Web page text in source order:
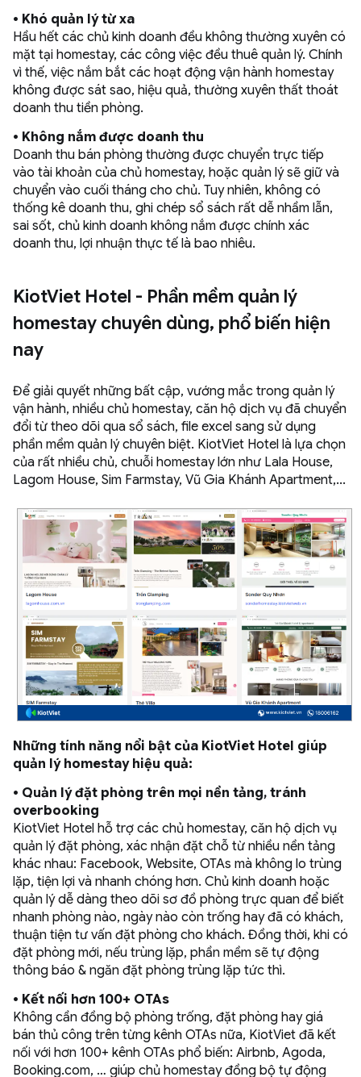
• Khó quản lý từ xa
Hầu hết các chủ kinh doanh đều không thường xuyên có
mặt tại homestay, các công việc đều thuê quản lý. Chính
vì thế, việc nắm bắt các hoạt động vận hành homestay
không được sát sao, hiệu quả, thường xuyên thất thoát
doanh thu tiền phòng.
• Không nắm được doanh thu
Doanh thu bán phòng thường được chuyển trực tiếp
vào tài khoản của chủ homestay, hoặc quản lý sẽ giữ và
chuyển vào cuối tháng cho chủ. Tuy nhiên, không có
thống kê doanh thu, ghi chép sổ sách rất dễ nhầm lẫn,
sai sốt, chủ kinh doanh không nắm được chính xác
doanh thu, lợi nhuận thực tế là bao nhiêu.
KiotViet Hotel - Phần mềm quản lý
homestay chuyên dùng, phổ biến hiện
nay
Để giải quyết những bất cập, vướng mắc trong quản lý
vận hành, nhiều chủ homestay, căn hộ dịch vụ đã chuyển
đổi từ theo dõi qua sổ sách, file excel sang sử dụng
phần mềm quản lý chuyên biệt. KiotViet Hotel là lựa chọn
của rất nhiều chủ, chuỗi homestay lớn như Lala House,
Lagom House, Sim Farmstay, Vũ Gia Khánh Apartment,...
Những tính năng nổi bật của KiotViet Hotel giúp
quản lý homestay hiệu quả:
• Quản lý đặt phòng trên mọi nền tảng, tránh
overbooking
KiotViet Hotel hỗ trợ các chủ homestay, căn hộ dịch vụ
quản lý đặt phòng, xác nhận đặt chỗ từ nhiều nền tảng
khác nhau: Facebook, Website, OTAs mà không lo trùng
lặp, tiện lợi và nhanh chóng hơn. Chủ kinh doanh hoặc
quản lý dễ dàng theo dõi sơ đồ phòng trực quan để biết
nhanh phòng nào, ngày nào còn trống hay đã có khách,
thuận tiện tư vấn đặt phòng cho khách. Đồng thời, khi có
đặt phòng mới, nếu trùng lặp, phần mềm sẽ tự động
thông báo & ngăn đặt phòng trùng lặp tức thì.
• Kết nối hơn 100+ OTAs
Không cần đồng bộ phòng trống, đặt phòng hay giá
bán thủ công trên từng kênh OTAs nữa, KiotViet đã kết
nối với hơn 100+ kênh OTAs phổ biến: Airbnb, Agoda,
Booking.com, … giúp chủ homestay đồng bộ tự động